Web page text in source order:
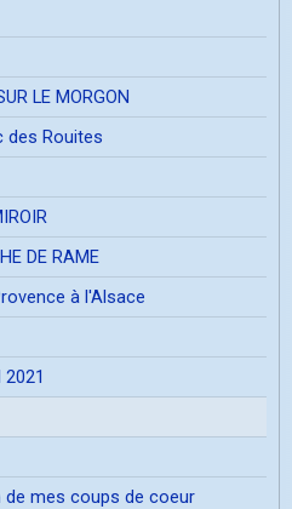
LE MORGON
des Rouites
DE RAME
à l'Alsace
2021
de mes coups de coeur